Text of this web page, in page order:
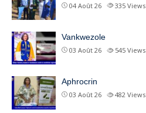
04 Août 26 335 Views
Vankwezole
03 Août 26 545 Views
Aphrocrin
03 Août 26 482 Views